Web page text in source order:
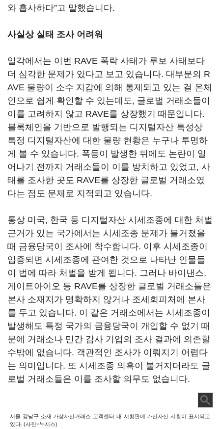
와 흡사하다”고 말했습니다.
사실상 실태 조사 어려워
일각에서는 이번 RAVE 폭락 사태가 루보 사태보다
더 심각한 문제가 있다고 보고 있습니다. 대부분의 R
AVE 물량이 소수 지갑에 의해 통제되고 있는 걸 온체
인으로 쉽게 확인할 수 있는데도, 글로벌 거래소들이
이를 고려하지 않고 RAVE를 상장했기 때문입니다.
블록체인을 기반으로 발행되는 디지털자산 특성상
특정 디지털자산에 대한 물량 현황은 누구나 투명하
게 볼 수 있습니다. 폭등이 발생한 뒤에도 논란이 일
어나기 전까지 거래소들이 이를 방치하고 있었고, 사
태를 조사한 곳도 RAVE를 상장한 글로벌 거래소였
다는 점도 문제로 지적되고 있습니다.
통상 미국, 한국 등 디지털자산 시세조종에 대한 처벌
근거가 있는 국가에서는 시세조종 문제가 불거졌을
때 금융당국이 조사에 착수합니다. 이후 시세조종이
입증되면 시세조종에 관여한 것으로 나타난 인물들
이 법에 따라 처벌을 받게 됩니다. 그러나 바이낸스,
게이트아이오 등 RAVE를 상장한 글로벌 거래소들은
본사 소재지가 명확하지 않거나 조세회피처에 본사
를 두고 있습니다. 이 같은 거래소에서는 시세조종이
발생해도 특정 국가의 금융당국이 개입할 수 없기 때
문에 거래소나 민간 감사 기업의 조사 결과에 의존할
수밖에 없습니다. 객관적인 조사가 이뤄지기 어렵다
는 의미입니다. 또 시세조종 의혹이 불거지더라도 글
로벌 거래소들은 이를 조사할 의무도 없습니다.
서울 강남구 소재 가상자산거래소 고객센터 내 시황판에 가산자산 시황이 표시되고
있다. (사진=뉴시스)